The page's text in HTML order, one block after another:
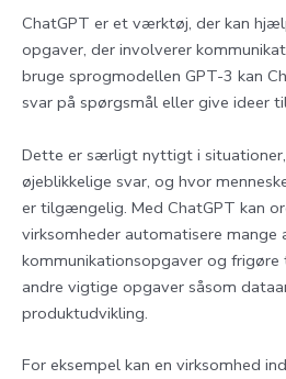
ChatGPT er et værktøj, der kan
opgaver, der involverer
bruge sprogmodellen GPT-3 kan
svar på spørgsmål eller give ideer
Dette er særligt nyttigt i
øjeblikkelige svar, og hvor
er tilgængelig. Med ChatGPT kan
virksomheder automatisere mange
kommunikationsopgaver og
andre vigtige opgaver såsom
produktudvikling.
For eksempel kan en virksomhed